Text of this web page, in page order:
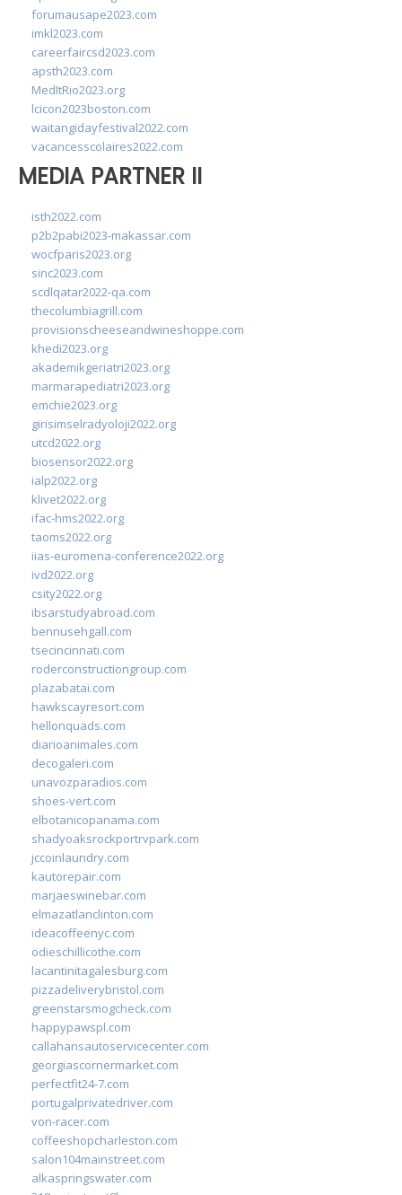
forumausape2023.com
imkl2023.com
careerfaircsd2023.com
apsth2023.com
MedItRio2023.org
lcicon2023boston.com
waitangidayfestival2022.com
vacancesscolaires2022.com
MEDIA PARTNER II
isth2022.com
p2b2pabi2023-makassar.com
wocfparis2023.org
sinc2023.com
scdlqatar2022-qa.com
thecolumbiagrill.com
provisionscheeseandwineshoppe.com
khedi2023.org
akademikgeriatri2023.org
marmarapediatri2023.org
emchie2023.org
girisimselradyoloji2022.org
utcd2022.org
biosensor2022.org
ialp2022.org
klivet2022.org
ifac-hms2022.org
taoms2022.org
iias-euromena-conference2022.org
ivd2022.org
csity2022.org
ibsarstudyabroad.com
bennusehgall.com
tsecincinnati.com
roderconstructiongroup.com
plazabatai.com
hawkscayresort.com
hellonquads.com
diarioanimales.com
decogaleri.com
unavozparadios.com
shoes-vert.com
elbotanicopanama.com
shadyoaksrockportrvpark.com
jccoinlaundry.com
kautorepair.com
marjaeswinebar.com
elmazatlanclinton.com
ideacoffeenyc.com
odieschillicothe.com
lacantinitagalesburg.com
pizzadeliverybristol.com
greenstarsmogcheck.com
happypawspl.com
callahansautoservicecenter.com
georgiascornermarket.com
perfectfit24-7.com
portugalprivatedriver.com
von-racer.com
coffeeshopcharleston.com
salon104mainstreet.com
alkaspringswater.com